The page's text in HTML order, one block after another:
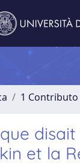
1 Contributo
et la